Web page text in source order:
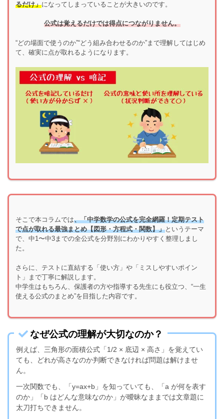
るだけ」になってしまっていることが大きいのです。
公式は覚えるだけでは得点につながりません。
“どの場面で使うのか”“どう組み合わせるのか”まで理解してはじめ
て、確実に点が取れるようになります。
そこで本コラムでは、「中学数学の公式を完全網羅！定期テスト
で点が取れる最強まとめ【図形・方程式・関数】」というテーマ
で、中1〜中3までの全公式を分野別にわかりやすく整理しまし
た。
さらに、テストに直結する「使い方」や「ミスしやすいポイン
ト」まで丁寧に解説します。
中学生はもちろん、保護者の方や指導する先生にも役立つ、“一生
使える公式のまとめ”を目指した内容です。
なぜ公式の理解が大切なのか？
例えば、三角形の面積公式「1/2 × 底辺 × 高さ」を覚えてい
ても、どれが高さなのか判断できなければ問題は解けませ
ん。
一次関数でも、「y=ax+b」を知っていても、「a が何を表す
のか」「b はどんな意味なのか」が曖昧なままでは文章題に
太刀打ちできません。